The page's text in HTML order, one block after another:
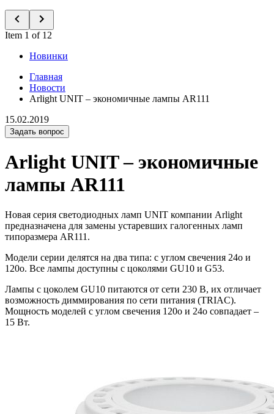
Item 1 of 12
Новинки
Главная
Новости
Arlight UNIT – экономичные лампы AR111
15.02.2019
Задать вопрос
Arlight UNIT – экономичные
лампы AR111
Новая серия светодиодных ламп UNIT компании Arlight
предназначена для замены устаревших галогенных ламп
типоразмера AR111.
Модели серии делятся на два типа: с углом свечения 24o и
120o. Все лампы доступны с цоколями GU10 и G53.
Лампы с цоколем GU10 питаются от сети 230 В, их отличает
возможность диммирования по сети питания (TRIAC).
Мощность моделей с углом свечения 120o и 24o совпадает –
15 Вт.